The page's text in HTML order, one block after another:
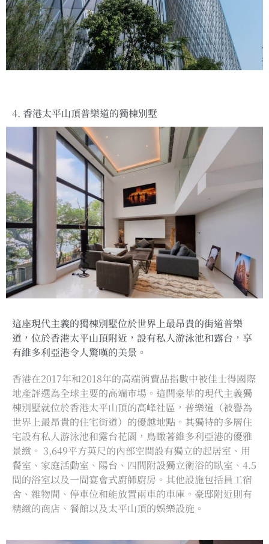
4. 香港太平山頂普樂道的獨棟別墅
這座現代主義的獨棟別墅位於世界上最昂貴的街道普樂
道，位於香港太平山頂附近，設有私人游泳池和露台，享
有維多利亞港令人驚嘆的美景。
香港在2017年和2018年的高端消費品指數中被佳士得國際
地產評選為全球主要的高端市場。這間豪華的現代主義獨
棟別墅就位於香港太平山頂的高峰社區，普樂道（被譽為
世界上最昂貴的住宅街道）的優越地點。其獨特的多層住
宅設有私人游泳池和露台花園，鳥瞰著維多利亞港的優雅
景緻。 3,649平方英尺的內部空間設有獨立的起居室、用
餐室、家庭活動室、陽台、四間附設獨立衛浴的臥室、4.5
間的浴室以及一間宴會式廚師廚房。其他設施包括員工宿
舍、雜物間、停車位和能放置兩車的車庫。豪邸附近則有
精緻的商店、餐館以及太平山頂的娛樂設施。